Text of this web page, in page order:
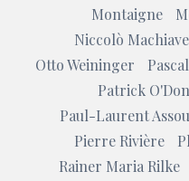
Montaigne
Niccolò
Otto Weininger
Patrick
Paul-Laurent
Pierre Rivière
Rainer Maria Rilke